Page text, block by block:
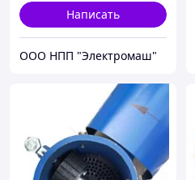
Написать
ООО НПП "Электромаш"